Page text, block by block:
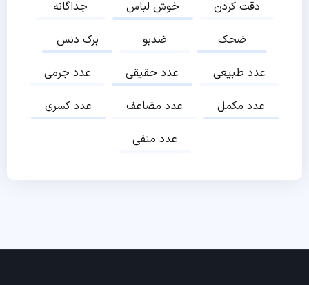
جداگانه
خوش لباس
دقت کردن
برک دنس
ضدبو
ضحک
عدد جرمی
عدد حقیقی
عدد طبیعی
عدد کسری
عدد مضاعف
عدد مکمل
عدد منفی